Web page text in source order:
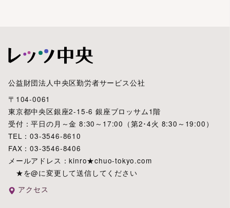
公益財団法人中央区勤労者サービス公社
〒104-0061
東京都中央区銀座2-15-6 銀座ブロッサム1階
受付：平日の月～金 8:30～17:00（第2･4火 8:30～19:00）
TEL：03-3546-8610
FAX：03-3546-8406
メールアドレス：kinro★chuo-tokyo.com
★を@に変更して送信してください
アクセス